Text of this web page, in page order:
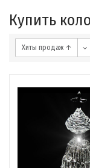
Купить
Хиты продаж ↑